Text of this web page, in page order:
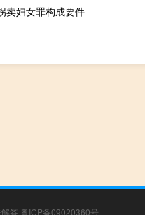
卖妇女罪构成要件
答 粤ICP备09020360号